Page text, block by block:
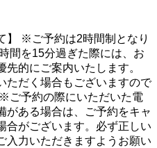
】 ※ご予約は2時間制となり
間を15分過ぎた際には、お
的にご案内いたします。
ただく場合もございますので
ご予約の際にいただいた電
がある場合は、ご予約をキャ
合がございます。必ず正しい
入力いただきますようお願い